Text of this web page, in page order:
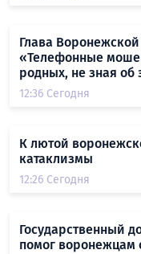
Глава
«Телефонные
родных, не зная об
12:36 Сегодня
К лютой
катаклизмы
12:26 Сегодня
Государственный
помог воронежцам